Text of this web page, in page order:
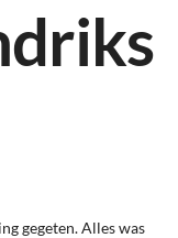
gegeten. Alles was